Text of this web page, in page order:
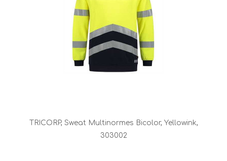
TRICORP, Sweat Multinormes Bicolor, Yellowink,
303002